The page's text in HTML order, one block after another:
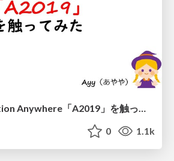
201023 Automation Anywhere「A2019」を触ってみた Ayy
0 1.1k